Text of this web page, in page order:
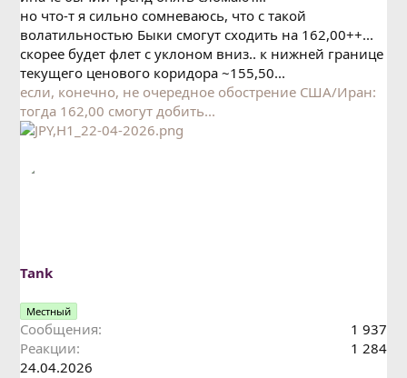
но что-т я сильно сомневаюсь, что с такой
волатильностью Быки смогут сходить на 162,00++...
скорее будет флет с уклоном вниз.. к нижней границе
текущего ценового коридора ~155,50...
если, конечно, не очередное обострение США/Иран:
тогда 162,00 смогут добить...
Tank
Местный
Сообщения
1 937
Реакции
1 284
24.04.2026